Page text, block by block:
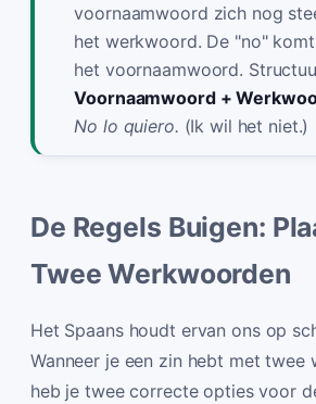
voornaamwoord zich nog
het werkwoord. De "no"
het voornaamwoord.
Voornaamwoord +
No lo quiero. (Ik wil het niet.)
De Regels Buigen:
Twee Werkwoorden
Het Spaans houdt ervan ons op
Wanneer je een zin hebt met twee
heb je twee correcte opties voor